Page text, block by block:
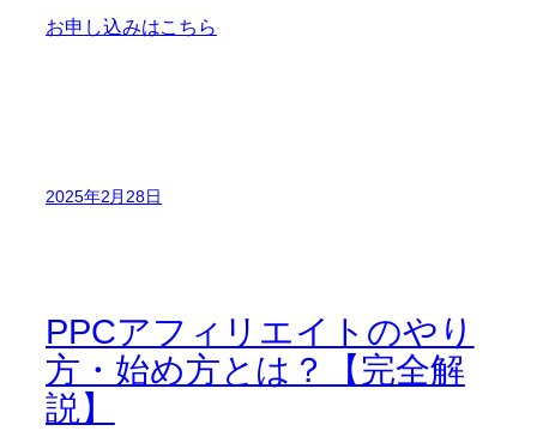
お申し込みはこちら
2025年2月28日
PPCアフィリエイトのやり
方・始め方とは？【完全解
説】